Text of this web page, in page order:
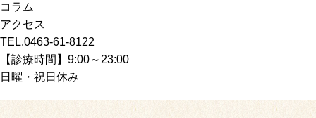
コラム
アクセス
TEL.0463-61-8122
【診療時間】9:00～23:00
日曜・祝日休み